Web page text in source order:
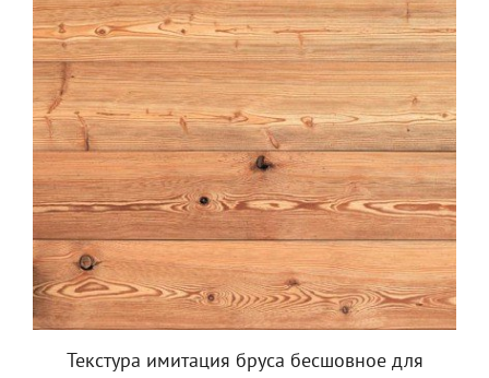
Текстура имитация бруса бесшовное для